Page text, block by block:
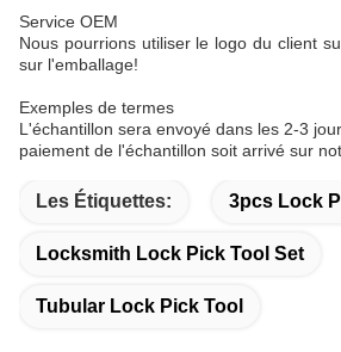
Service OEM
Nous pourrions utiliser le logo du client
sur l'emballage!
Exemples de termes
L'échantillon sera envoyé dans les 2-3
paiement de l'échantillon soit arrivé sur
Les Étiquettes: 3pcs Lock
Locksmith Lock Pick Tool Set
Tubular Lock Pick Tool